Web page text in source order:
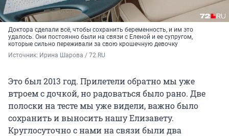
Доктора сделали всё, чтобы сохранить беременность, и им это
удалось. Они постоянно были на связи с Еленой и ее супругом,
которые сильно переживали за свою крошечную девочку
Источник: Ирина Шарова / 72.RU
Это был 2013 год. Прилетели обратно мы уже
втроем с дочкой, но радоваться было рано. Две
полоски на тесте мы уже видели, важно было
сохранить и выносить нашу Елизавету.
Круглосуточно с нами на связи были два